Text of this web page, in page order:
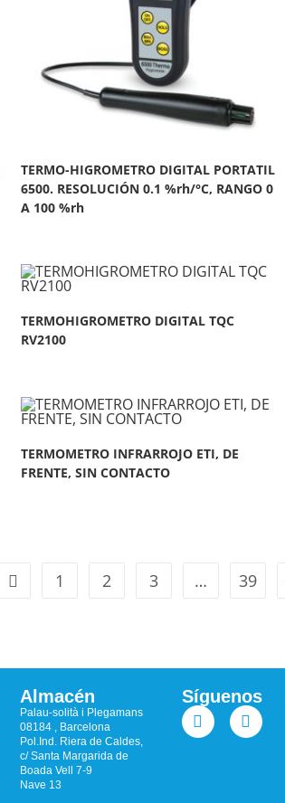
TERMO-HIGROMETRO DIGITAL PORTATIL
6500. RESOLUCIÓN 0.1 %rh/°C, RANGO 0
A 100 %rh
TERMOHIGROMETRO DIGITAL TQC
RV2100
TERMOMETRO INFRARROJO ETI, DE
FRENTE, SIN CONTACTO
1 2 3 … 39
Almacén
Palau-solità i Plegamans
08184 , Barcelona
Pol.Ind. Riera de Caldes,
c/ Santa Margarida de
Boada Vell 7-9
Nave 13
Síguenos